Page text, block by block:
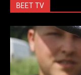
BEET TV